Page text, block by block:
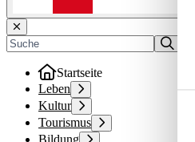
Startseite
Leben
Kultur
Tourismus
Bildung